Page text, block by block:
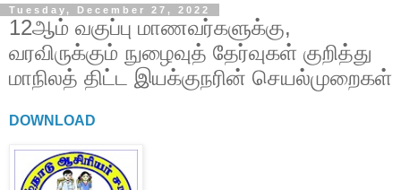
Tuesday, December 27, 2022
12ஆம் வகுப்பு மாணவர்களுக்கு,
வரவிருக்கும் நுழைவுத் தேர்வுகள் குறித்து
மாநிலத் திட்ட இயக்குநரின் செயல்முறைகள்
DOWNLOAD